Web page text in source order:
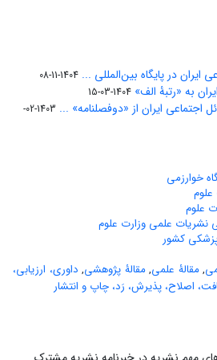
در پایگاه بین‌المللی ... 1404-11-08
به «رتبۀ الف» 1404-03-15
اجتماعی ایران از «دوفصلنامه» ...
1403-02-
خوارزمی
علوم
نشریات علمی وزارت علوم
کشور
,مقالۀ علمی,مقالۀ پژوهشی, داوری، ارزیابی،
اصلاح، پذیرش، رَد، چاپ و انتشار